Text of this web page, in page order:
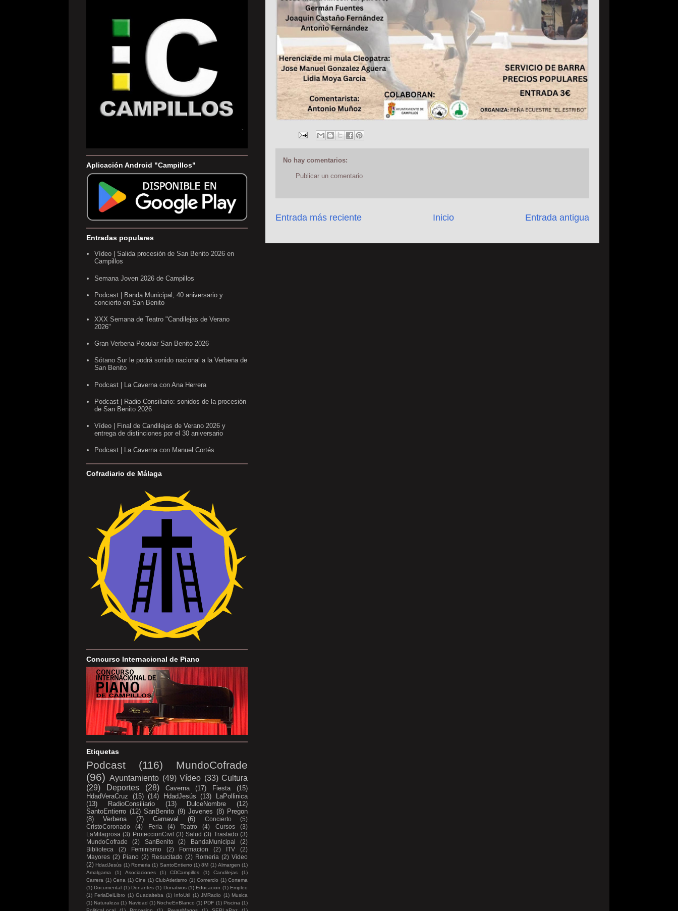
No hay comentarios:
Publicar un comentario
Entrada más reciente Entrada antigua
Inicio
Aplicación Android "Campillos"
Entradas populares
Vídeo | Salida procesión de San Benito 2026 en
Campillos
Semana Joven 2026 de Campillos
Podcast | Banda Municipal, 40 aniversario y
concierto en San Benito
XXX Semana de Teatro "Candilejas de Verano
2026"
Gran Verbena Popular San Benito 2026
Sótano Sur le podrá sonido nacional a la Verbena de
San Benito
Podcast | La Caverna con Ana Herrera
Podcast | Radio Consiliario: sonidos de la procesión
de San Benito 2026
Vídeo | Final de Candilejas de Verano 2026 y
entrega de distinciones por el 30 aniversario
Podcast | La Caverna con Manuel Cortés
Cofradiario de Málaga
Concurso Internacional de Piano
Etiquetas
Podcast (116)
MundoCofrade
(96) Ayuntamiento (49) Vídeo (33) Cultura
(29)
Deportes (28) Caverna (17) Fiesta
(15)
HdadVeraCruz
(15) (14) HdadJesús (13)
LaPollinica
(13)
RadioConsiliario (13) DulceNombre
(12)
SantoEntierro (12) SanBenito (9) Jovenes (8) Pregon
(8)
Verbena (7) Carnaval (6) Concierto
(5)
CristoCoronado
(4) Feria (4) Teatro (4) Cursos
(3)
LaMilagrosa (3) ProteccionCivil (3) Salud (3) Traslado (3)
MundoCofrade
(2) SanBenito (2) BandaMunicipal
(2)
Biblioteca
(2) Feminismo (2) Formacion (2) ITV
(2)
Mayores (2) Piano (2) Resucitado (2) Romeria (2) Video
(2) HdadJesús (1) Romeria (1) SantoEntierro (1) 8M (1) Almargen (1)
Amalgama
(1) Asociaciones (1) CDCampillos (1) Candilejas
(1)
Carrera (1) Cena (1) Cine (1) ClubAtletismo (1) Comercio (1) Cortema
(1) Documental (1) Donantes (1) Donativos (1) Educacion (1) Empleo
(1) FeriaDelLibro (1) Guadalteba (1) InfoUtil (1) JMRadio (1) Musica
(1) Naturaleza (1) Navidad (1) NocheEnBlanco (1) PDF (1) Piscina (1)